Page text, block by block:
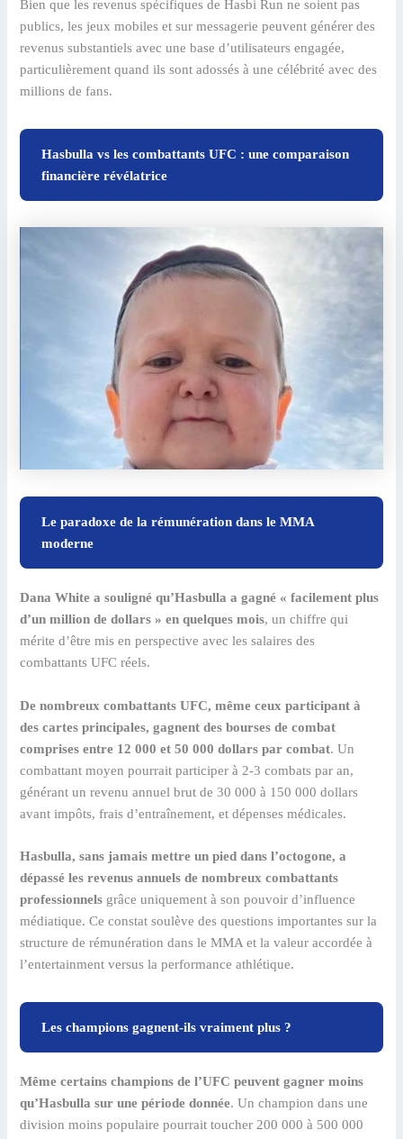
Bien que les revenus spécifiques de Hasbi Run ne soient pas
publics, les jeux mobiles et sur messagerie peuvent générer des
revenus substantiels avec une base d’utilisateurs engagée,
particulièrement quand ils sont adossés à une célébrité avec des
millions de fans.
Hasbulla vs les combattants UFC : une comparaison
financière révélatrice
Le paradoxe de la rémunération dans le MMA
moderne
Dana White a souligné qu’Hasbulla a gagné « facilement plus
d’un million de dollars » en quelques mois, un chiffre qui
mérite d’être mis en perspective avec les salaires des
combattants UFC réels.
De nombreux combattants UFC, même ceux participant à
des cartes principales, gagnent des bourses de combat
comprises entre 12 000 et 50 000 dollars par combat. Un
combattant moyen pourrait participer à 2-3 combats par an,
générant un revenu annuel brut de 30 000 à 150 000 dollars
avant impôts, frais d’entraînement, et dépenses médicales.
Hasbulla, sans jamais mettre un pied dans l’octogone, a
dépassé les revenus annuels de nombreux combattants
professionnels grâce uniquement à son pouvoir d’influence
médiatique. Ce constat soulève des questions importantes sur la
structure de rémunération dans le MMA et la valeur accordée à
l’entertainment versus la performance athlétique.
Les champions gagnent-ils vraiment plus ?
Même certains champions de l’UFC peuvent gagner moins
qu’Hasbulla sur une période donnée. Un champion dans une
division moins populaire pourrait toucher 200 000 à 500 000